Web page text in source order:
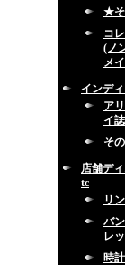
★そ
コ
(ノ
メイ
インデ
ア
イ誌
そ
店舗デ
tc
リ
バ
レ
時